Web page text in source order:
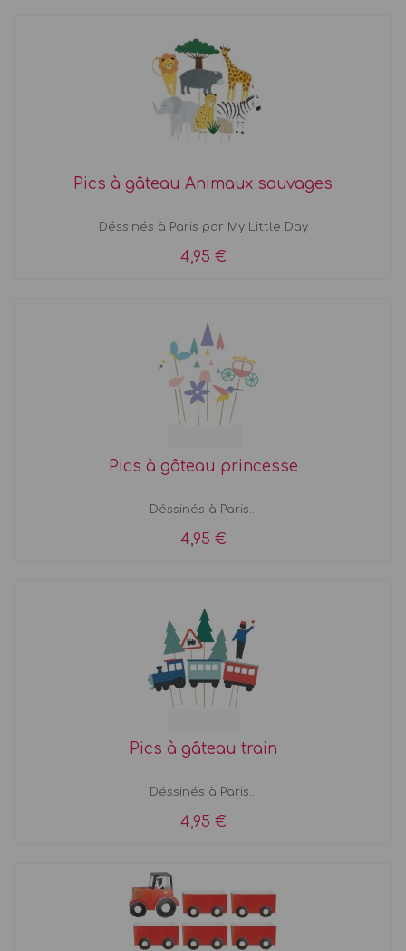
Pics à gâteau Animaux sauvages
Déssinés à Paris par My Little Day
4,95 €
Pics à gâteau princesse
Déssinés à Paris...
4,95 €
Pics à gâteau train
Déssinés à Paris...
4,95 €